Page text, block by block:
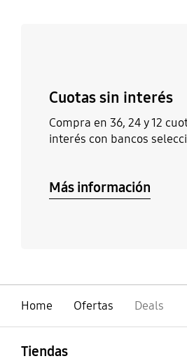
Cuotas sin interés
Compra en 36, 24 y 12
interés con bancos
Más información
Home Ofertas Deals
Tiendas